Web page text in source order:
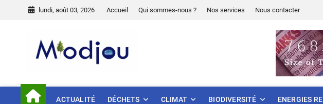
lundi, août 03, 2026 Accueil Qui sommes-nous ? Nos services Nous contacter
ACTUALITÉ DÉCHETS CLIMAT BIODIVERSITÉ ENERGIES